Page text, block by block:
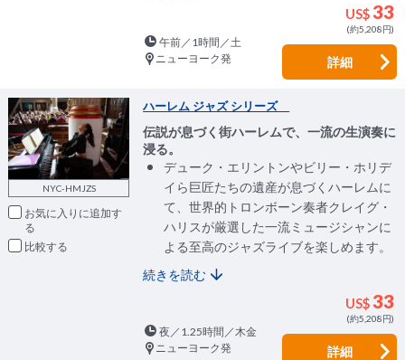
US$33
(約5,208円)
午前／1時間／土
ニューヨーク発
詳細
NYC-HMJZS
お気に入りに追加
比較
ハーレム ジャズ シリーズ
伝説が息づく街ハーレムで、一流の生演奏に
浸る。
デューク・エリントンやビリー・ホリデ
イら巨匠たちの遺産が息づくハーレムに
て、世界的トロンボーン奏者クレイグ・
ハリスが厳選した一流ミュージシャンに
よる至高のジャズライブを楽しめます。
続きを読む
US$33
(約5,208円)
夜／1.25時間／木金
ニューヨーク発
詳細